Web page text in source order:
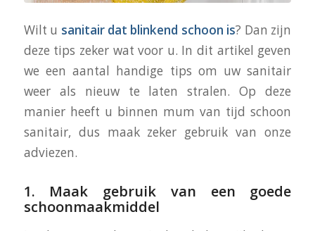
Wilt u sanitair dat blinkend schoon is? Dan zijn
deze tips zeker wat voor u. In dit artikel geven
we een aantal handige tips om uw sanitair
weer als nieuw te laten stralen. Op deze
manier heeft u binnen mum van tijd schoon
sanitair, dus maak zeker gebruik van onze
adviezen.
1. Maak gebruik van een goede
schoonmaakmiddel